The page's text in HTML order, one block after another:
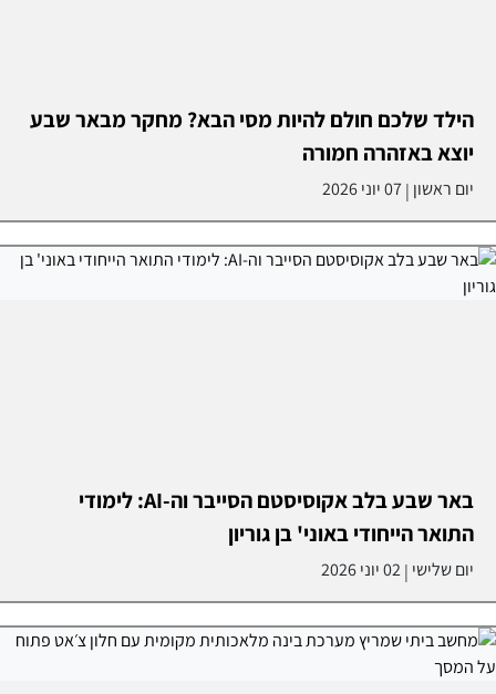
הילד שלכם חולם להיות מסי הבא? מחקר מבאר שבע
יוצא באזהרה חמורה
יום ראשון |07 יוני 2026
באר שבע בלב אקוסיסטם הסייבר וה-AI: לימודי
התואר הייחודי באוני' בן גוריון
יום שלישי |02 יוני 2026